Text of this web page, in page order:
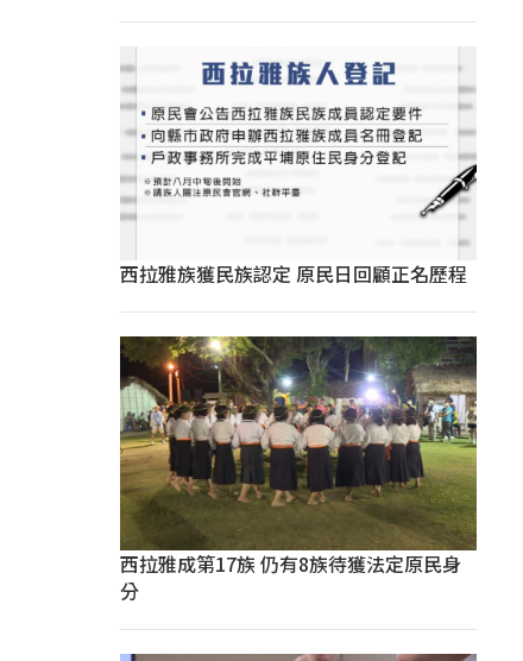
西拉雅族獲民族認定 原民日回顧正名歷程
西拉雅成第17族 仍有8族待獲法定原民身
分